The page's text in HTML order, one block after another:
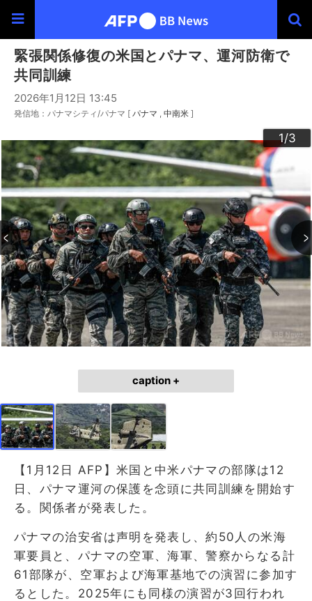
緊張関係修復の米国とパナマ、運河防衛で
共同訓練
2026年1月12日 13:45
発信地：パナマシティ/パナマ [ パナマ 中南米 ]
1/3
2/3
3/3
caption +
【1月12日 AFP】米国と中米パナマの部隊は12
日、パナマ運河の保護を念頭に共同訓練を開始す
る。関係者が発表した。
パナマの治安省は声明を発表し、約50人の米海
軍要員と、パナマの空軍、海軍、警察からなる計
61部隊が、空軍および海軍基地での演習に参加す
るとした。2025年にも同様の演習が3回行われ